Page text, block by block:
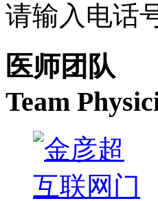
请输入电话
医师团队
Team